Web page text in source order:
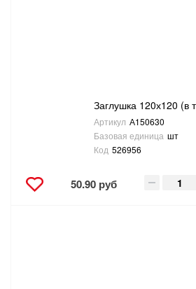
Заглушка 120х120 (в
Артикул А150630
Базовая единица шт
Код 526956
50.90 руб